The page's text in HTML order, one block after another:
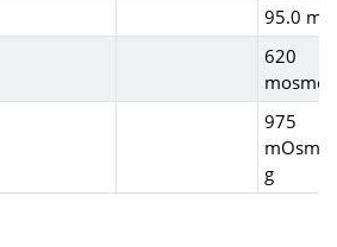
95.0 mg
620
975
g